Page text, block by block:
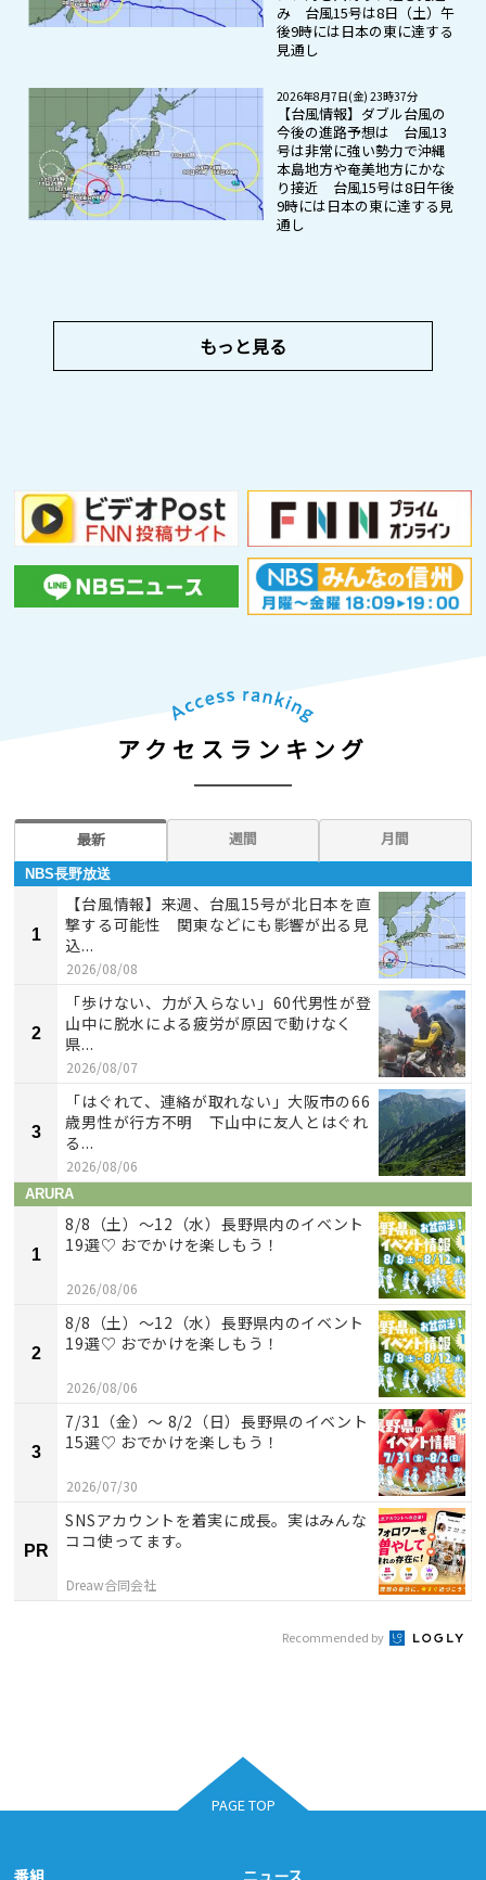
み 台風15号は8日（土）午
後9時には日本の東に達する
見通し
2026年8月7日(金) 23時37分
【台風情報】ダブル台風の
今後の進路予想は 台風13
号は非常に強い勢力で沖縄
本島地方や奄美地方にかな
り接近 台風15号は8日午後
9時には日本の東に達する見
通し
もっと見る
アクセスランキング
最新 週間 月間
NBS長野放送
1
【台風情報】来週、台風15号が北日本を直
撃する可能性 関東などにも影響が出る見
込...
2026/08/08
2
「歩けない、力が入らない」60代男性が登
山中に脱水による疲労が原因で動けなく
県...
2026/08/07
3
「はぐれて、連絡が取れない」大阪市の66
歳男性が行方不明 下山中に友人とはぐれ
る...
2026/08/06
ARURA
1
8/8（土）〜12（水）長野県内のイベント
19選♡ おでかけを楽しもう！
2026/08/06
2
8/8（土）〜12（水）長野県内のイベント
19選♡ おでかけを楽しもう！
2026/08/06
3
7/31（金）～ 8/2（日）長野県のイベント
15選♡ おでかけを楽しもう！
2026/07/30
PR
SNSアカウントを着実に成長。実はみんな
ココ使ってます。
Dreaw合同会社
Recommended by
PAGE TOP